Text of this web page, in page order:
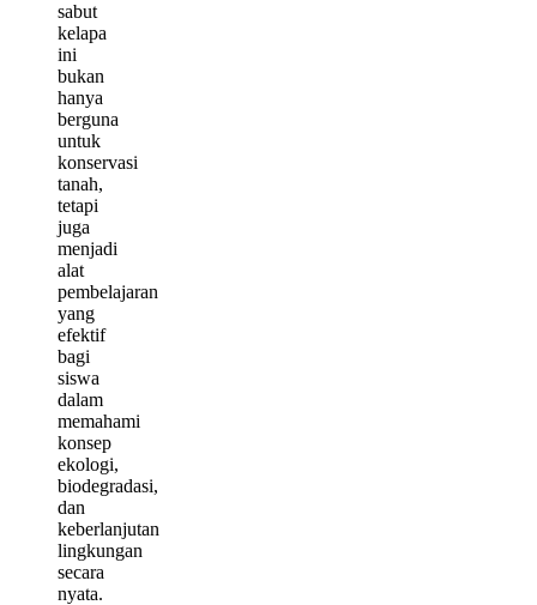
sabut
kelapa
ini
bukan
hanya
berguna
untuk
konservasi
tanah,
tetapi
juga
menjadi
alat
pembelajaran
yang
efektif
bagi
siswa
dalam
memahami
konsep
ekologi,
biodegradasi,
dan
keberlanjutan
lingkungan
secara
nyata.